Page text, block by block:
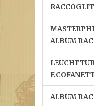
ALBUM
E
ALBUM